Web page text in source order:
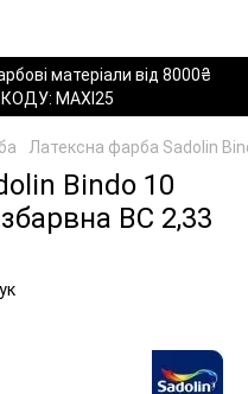
матеріали від 8000₴
MAXI25
Латексна фарба Sadolin
Bindo 10
BC 2,33